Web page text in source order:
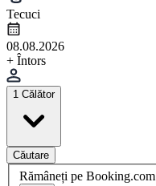
Tecuci
08.08.2026
+ Întors
1 Călător
Căutare
Rămâneți pe Booking.com